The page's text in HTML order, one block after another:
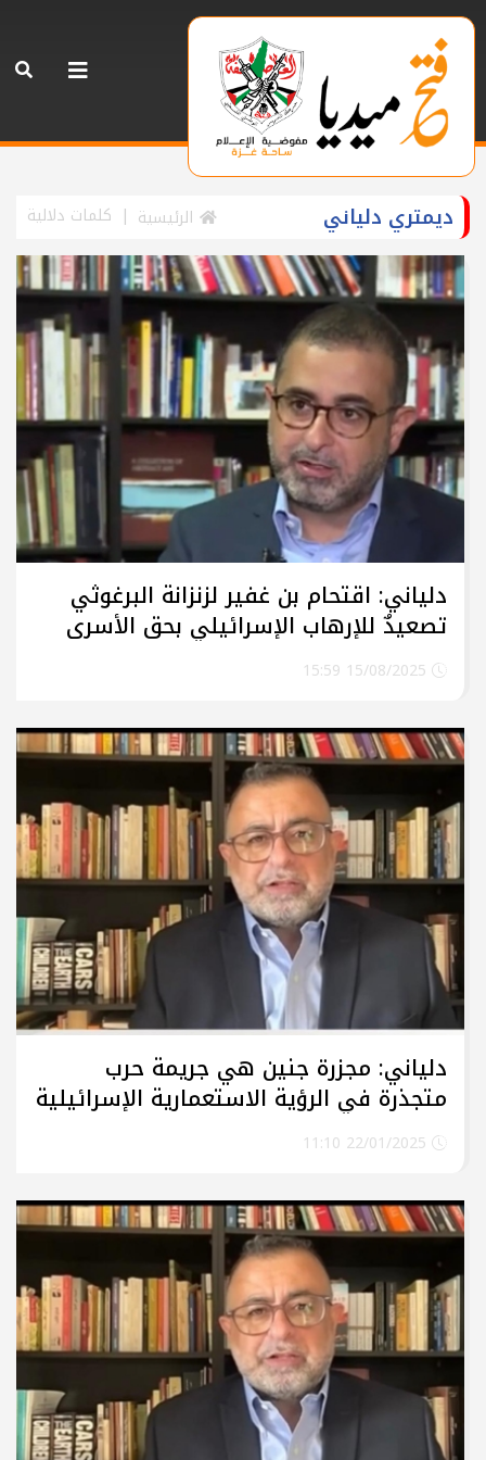
ديمتري دلياني الرئيسية كلمات دلالية
دلياني: اقتحام بن غفير لزنزانة البرغوثي
تصعيدٌ للإرهاب الإسرائيلي بحق الأسرى
دلياني: مجزرة جنين هي جريمة حرب
متجذرة في الرؤية الاستعمارية الإسرائيلية